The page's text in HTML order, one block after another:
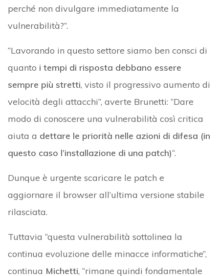
perché non divulgare immediatamente la
vulnerabilità?”.
“Lavorando in questo settore siamo ben consci di
quanto i tempi di risposta debbano essere
sempre più stretti, visto il progressivo aumento di
velocità degli attacchi”, averte Brunetti: “Dare
modo di conoscere una vulnerabilità così critica
aiuta a dettare le priorità nelle azioni di difesa (in
questo caso l’installazione di una patch)“.
Dunque è urgente scaricare le patch e
aggiornare il browser all’ultima versione stabile
rilasciata.
Tuttavia “questa vulnerabilità sottolinea la
continua evoluzione delle minacce informatiche”,
continua Michetti, “rimane quindi fondamentale